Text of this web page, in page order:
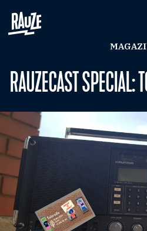
RAUZECAST SPECIAL: